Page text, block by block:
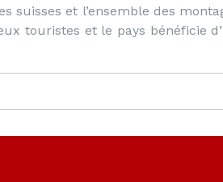
suisses et l’ensemble des
touristes et le pays bénéficie